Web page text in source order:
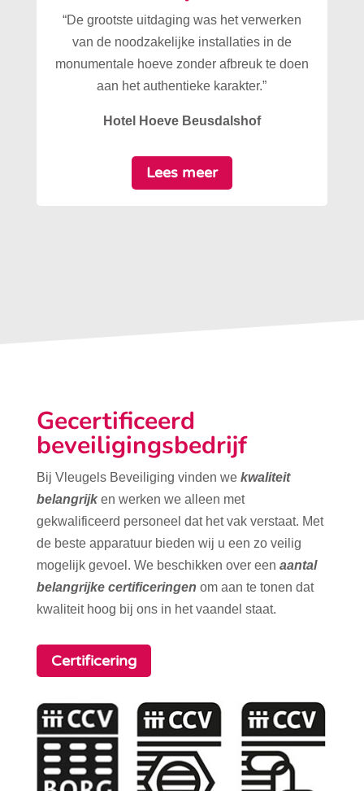
“De grootste uitdaging was het verwerken
van de noodzakelijke installaties in de
monumentale hoeve zonder afbreuk te doen
aan het authentieke karakter.”
Hotel Hoeve Beusdalshof
Lees meer
Gecertificeerd
beveiligingsbedrijf
Bij Vleugels Beveiliging vinden we kwaliteit
belangrijk en werken we alleen met
gekwalificeerd personeel dat het vak verstaat. Met
de beste apparatuur bieden wij u een zo veilig
mogelijk gevoel. We beschikken over een aantal
belangrijke certificeringen om aan te tonen dat
kwaliteit hoog bij ons in het vaandel staat.
Certificering